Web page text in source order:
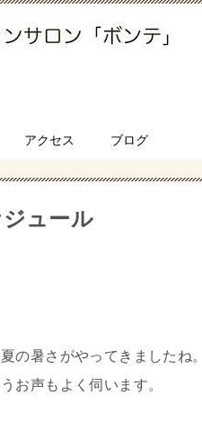
アクセス ブログ
ュール
の暑さがやってきましたね
お声もよく伺います。